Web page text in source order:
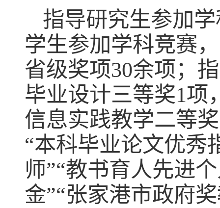
指导研究生参加
学生参加学科竞赛
省级奖项30余项；
毕业设计三等奖1项
信息实践教学二等
“本科毕业论文优秀
师”“教书育人先进
金”“张家港市政府